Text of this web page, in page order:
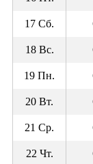
17 Сб.
18 Вс.
19 Пн.
20 Вт.
21 Ср.
22 Чт.